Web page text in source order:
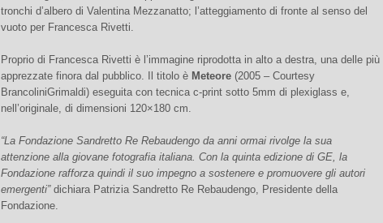
tronchi d’albero di Valentina Mezzanatto; l’atteggiamento di fronte al senso del
vuoto per Francesca Rivetti.
Proprio di Francesca Rivetti è l’immagine riprodotta in alto a destra, una delle più
apprezzate finora dal pubblico. Il titolo è Meteore (2005 – Courtesy
BrancoliniGrimaldi) eseguita con tecnica c-print sotto 5mm di plexiglass e,
nell’originale, di dimensioni 120×180 cm.
“La Fondazione Sandretto Re Rebaudengo da anni ormai rivolge la sua
attenzione alla giovane fotografia italiana. Con la quinta edizione di GE, la
Fondazione rafforza quindi il suo impegno a sostenere e promuovere gli autori
emergenti”dichiara Patrizia Sandretto Re Rebaudengo, Presidente della
Fondazione.